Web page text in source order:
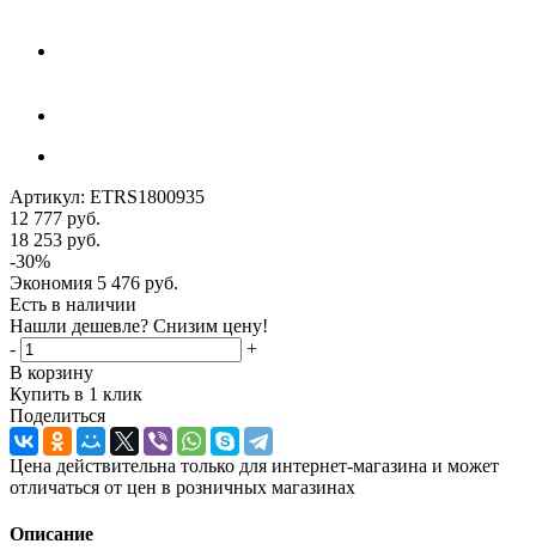
Артикул: ETRS1800935
12 777 руб.
18 253 руб.
-30%
Экономия 5 476 руб.
Есть в наличии
Нашли дешевле? Снизим цену!
-
+
В корзину
Купить в 1 клик
Поделиться
Цена действительна только для интернет-магазина и может
отличаться от цен в розничных магазинах
Описание